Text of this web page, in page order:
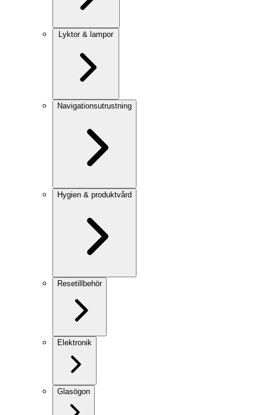
Lyktor & lampor
Navigationsutrustning
Hygien & produktvård
Resetillbehör
Elektronik
Glasögon